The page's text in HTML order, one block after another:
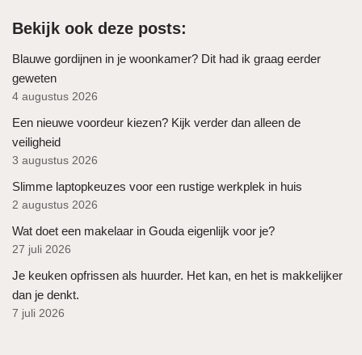
Bekijk ook deze posts:
Blauwe gordijnen in je woonkamer? Dit had ik graag eerder
geweten
4 augustus 2026
Een nieuwe voordeur kiezen? Kijk verder dan alleen de
veiligheid
3 augustus 2026
Slimme laptopkeuzes voor een rustige werkplek in huis
2 augustus 2026
Wat doet een makelaar in Gouda eigenlijk voor je?
27 juli 2026
Je keuken opfrissen als huurder. Het kan, en het is makkelijker
dan je denkt.
7 juli 2026